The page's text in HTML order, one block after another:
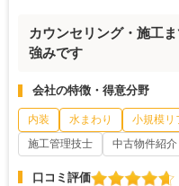
カウンセリング・施工
強みです
会社の特徴・得意分野
内装 水まわり 小規模リ
施工管理技士
中古物件紹介
口コミ評価